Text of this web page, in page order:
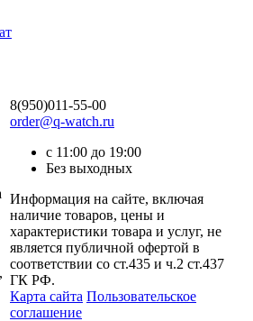
8(950)011-55-00
order@q-watch.ru
с 11:00 до 19:00
Без выходных
Информация на сайте, включая
наличие товаров, цены и
характеристики товара и услуг, не
является публичной офертой в
соответствии со ст.435 и ч.2 ст.437
ГК РФ.
Карта сайта Пользовательское
соглашение